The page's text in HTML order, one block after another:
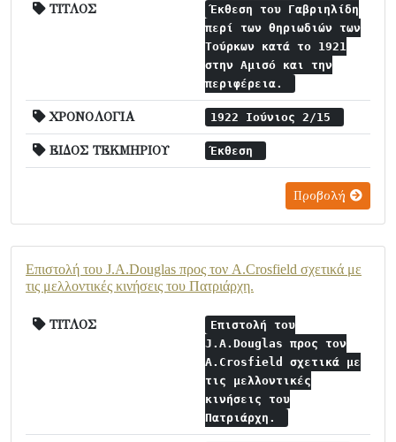
ΤΙΤΛΟΣ
Έκθεση του Γαβριηλίδη
περί των θηριωδιών των
Τούρκων κατά το 1921
στην Αμισό και την
περιφέρεια.
ΧΡΟΝΟΛΟΓΙΑ 1922 Ιούνιος 2/15
ΕΙΔΟΣ ΤΕΚΜΗΡΙΟΥ Έκθεση
Προβολή
Επιστολή του J.A.Douglas προς τον A.Crosfield σχετικά με
τις μελλοντικές κινήσεις του Πατριάρχη.
ΤΙΤΛΟΣ
Επιστολή του
J.A.Douglas προς τον
A.Crosfield σχετικά με
τις μελλοντικές
κινήσεις του
Πατριάρχη.